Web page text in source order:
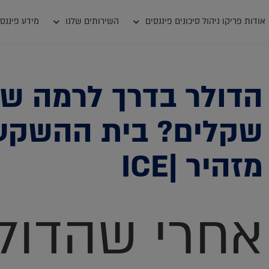
אודות פריקו ניהול סיכונים פיננסים השירותים שלנו מידע
שקלים? בית
מזהיר |ICE
אחרי